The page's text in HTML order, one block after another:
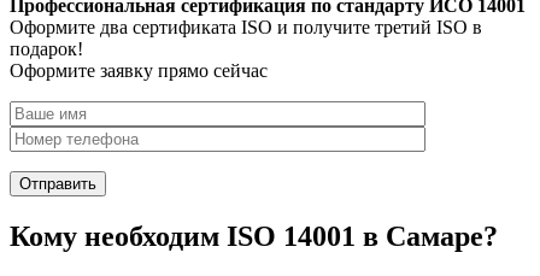
Профессиональная сертификация по стандарту ИСО 14001
Оформите два сертификата ISO и получите третий ISO в
подарок!
Оформите заявку прямо сейчас
Кому необходим ISO 14001 в Самаре?